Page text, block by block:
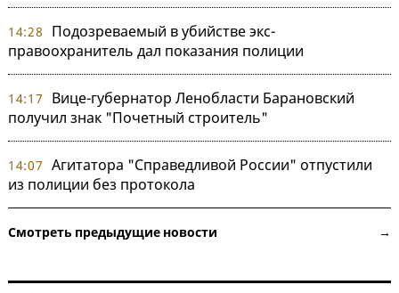
14:28
Подозреваемый в убийстве экс-
правоохранитель дал показания полиции
14:17
Вице-губернатор Ленобласти Барановский
получил знак "Почетный строитель"
14:07 Агитатора "Справедливой России" отпустили
из полиции без протокола
Смотреть предыдущие новости →